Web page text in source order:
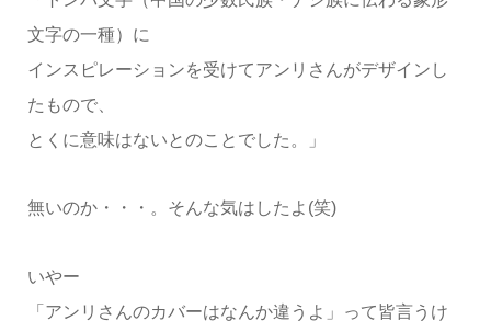
文字の一種）に
インスピレーションを受けてアンリさんがデザインし
たもので、
とくに意味はないとのことでした。」
無いのか・・・。そんな気はしたよ(笑)
いやー
「アンリさんのカバーはなんか違うよ」って皆言うけ